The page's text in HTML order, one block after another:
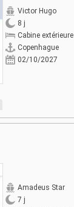
Victor Hugo
8 j
Cabine extérieure
Copenhague
02/10/2027
Amadeus Star
7 j